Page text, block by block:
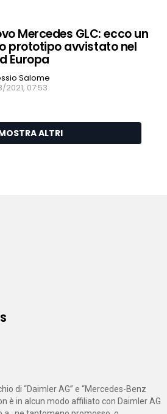
Mercedes GLC: ecco un
prototipo avvistato nel
Europa
Salome
2021, 07:53
ALTRI
di “Daimler AG” e “Mercedes-Benz
è in alcun modo affiliato con Daimler AG